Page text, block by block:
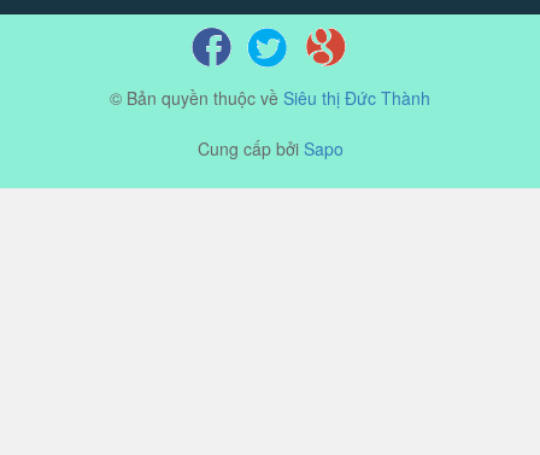
© Bản quyền thuộc về Siêu thị Đức Thành
Cung cấp bởi Sapo